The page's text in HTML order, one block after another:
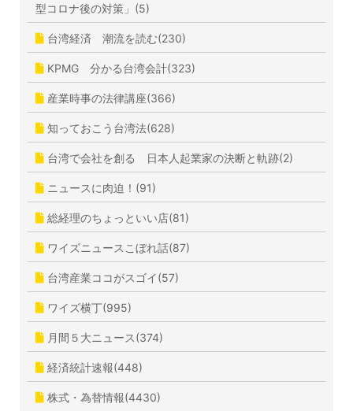
型コロナ後の対策」(5)
台湾経済 潮流を読む(230)
KPMG 分かる台湾会計(323)
産業時事の法律講座(366)
知っておこう台湾法(628)
台湾で会社を創る 日本人起業家の決断と軌跡(2)
ニュースに肉迫！(91)
総経理のちょっといい店(81)
ワイズニュースこぼれ話(87)
台湾産業ココがスゴイ(57)
ワイズ横丁(995)
月間５大ニュース(374)
経済統計速報(448)
株式・為替情報(4430)